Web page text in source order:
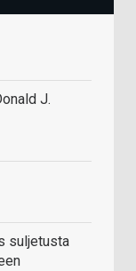
J.
suljetusta